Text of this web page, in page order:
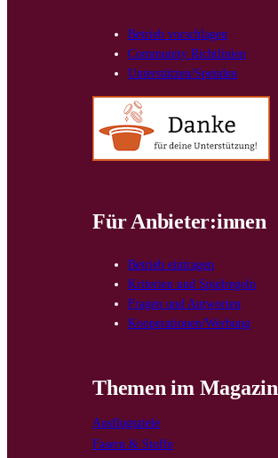
Betrieb vorschlagen
Community Richtlinien
Unterstützen/Spenden
Für Anbieter:innen
Betrieb eintragen
Kriterien und Spielregeln
Fragen und Antworten
Kooperationen/Werbung
Themen im Magazin
Ausflugsziele
Fasern & Stoffe